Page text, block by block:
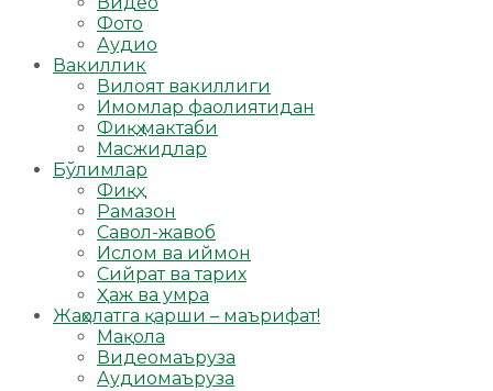
Фото
Аудио
Вакиллик
Вилоят вакиллиги
Имомлар фаолиятидан
Фиқҳ мактаби
Масжидлар
Бўлимлар
Фиқҳ
Рамазон
Савол-жавоб
Ислом ва иймон
Сийрат ва тарих
Ҳаж ва умра
Жаҳолатга қарши – маърифат!
Мақола
Видеомаъруза
Аудиомаъруза